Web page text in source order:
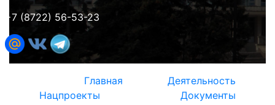
+7 (8722) 56-53-23
Главная
Деятельность
Нацпроекты
Документы